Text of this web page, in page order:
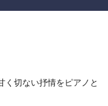
く切ない抒情をピアノと